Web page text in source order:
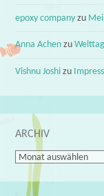
epoxy company zu
Anna Achen zu
Vishnu Joshi zu
ARCHIV
Archiv